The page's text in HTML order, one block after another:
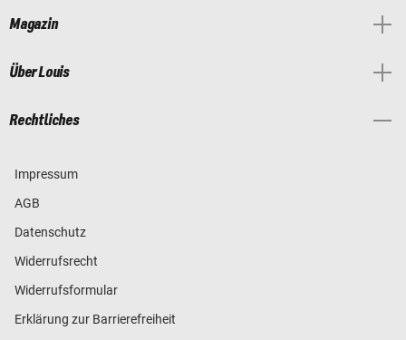
Magazin
Über Louis
Rechtliches
Impressum
AGB
Datenschutz
Widerrufsrecht
Widerrufsformular
Erklärung zur Barrierefreiheit